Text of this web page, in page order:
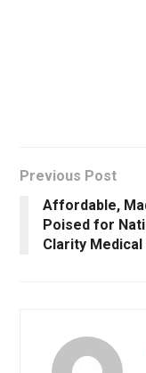
Previous Post
Affordable,
Poised for
Clarity